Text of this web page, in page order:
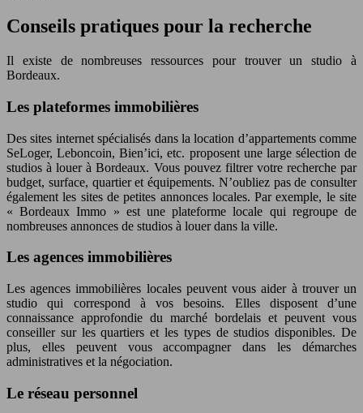
Conseils pratiques pour la recherche
Il existe de nombreuses ressources pour trouver un studio à
Bordeaux.
Les plateformes immobilières
Des sites internet spécialisés dans la location d’appartements comme
SeLoger, Leboncoin, Bien’ici, etc. proposent une large sélection de
studios à louer à Bordeaux. Vous pouvez filtrer votre recherche par
budget, surface, quartier et équipements. N’oubliez pas de consulter
également les sites de petites annonces locales. Par exemple, le site
« Bordeaux Immo » est une plateforme locale qui regroupe de
nombreuses annonces de studios à louer dans la ville.
Les agences immobilières
Les agences immobilières locales peuvent vous aider à trouver un
studio qui correspond à vos besoins. Elles disposent d’une
connaissance approfondie du marché bordelais et peuvent vous
conseiller sur les quartiers et les types de studios disponibles. De
plus, elles peuvent vous accompagner dans les démarches
administratives et la négociation.
Le réseau personnel